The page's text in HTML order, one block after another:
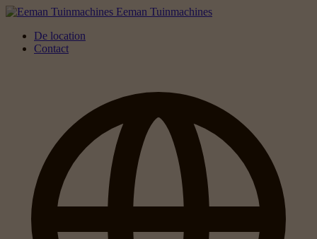
Eeman Tuinmachines
De location
Contact